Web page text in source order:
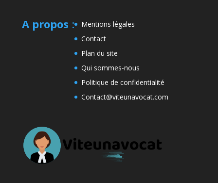
A propos :
Mentions légales
Contact
Plan du site
Qui sommes-nous
Politique de confidentialité
Contact@viteunavocat.com